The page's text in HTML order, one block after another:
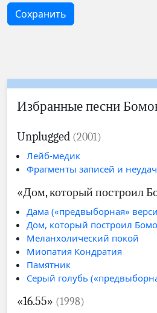
Сохранить
Избранные песни
Unplugged (2001)
Лейб-медик
Фрагменты записей и
«Дом, который построил
Дама («предвыборная»
Дом, который построил
Меланхолический покой
Миопатия Кондратия
Памятник
Серый голубь
«16.55» (1998)